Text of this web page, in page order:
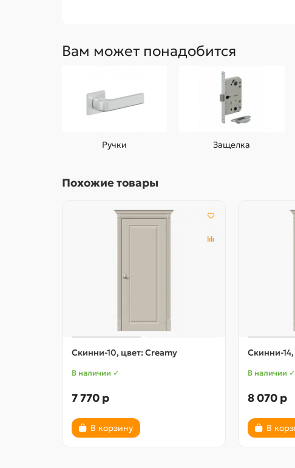
Вам может понадобится
Ручки Защелка
Похожие товары
Скинни-10, цвет: Creamy
В наличии ✓
7 770 р
В корзину
Скинни-
В наличии ✓
8 070 р
В